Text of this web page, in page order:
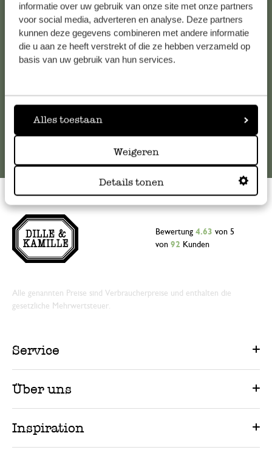
informatie over uw gebruik van onze site met onze partners
voor social media, adverteren en analyse. Deze partners
kunnen deze gegevens combineren met andere informatie
die u aan ze heeft verstrekt of die ze hebben verzameld op
basis van uw gebruik van hun services.
Alles toestaan
Weigeren
Details tonen
Falls Sie Fragen haben oder Tipps und Hilfe brauchen, wenden
Sie sich bitte an unseren Kundenservice. Oder lesen Sie hier
die Antworten auf häufig gestellte Fragen
Bewertung 4.63 von 5
von 92 Kunden
Alle genannten Preise sind Verbraucherpreise und enthalten die
gesetzliche Mehrwertsteuer.
Service
Über uns
Inspiration